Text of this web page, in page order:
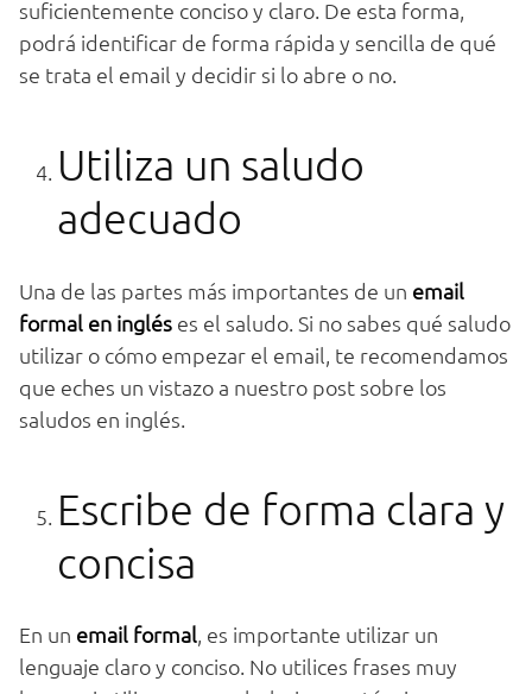
suficientemente conciso y claro. De esta forma,
podrá identificar de forma rápida y sencilla de qué
se trata el email y decidir si lo abre o no.
Utiliza un saludo
adecuado
Una de las partes más importantes de un email
formal en inglés es el saludo. Si no sabes qué saludo
utilizar o cómo empezar el email, te recomendamos
que eches un vistazo a nuestro post sobre los
saludos en inglés.
Escribe de forma clara y
concisa
En un email formal, es importante utilizar un
lenguaje claro y conciso. No utilices frases muy